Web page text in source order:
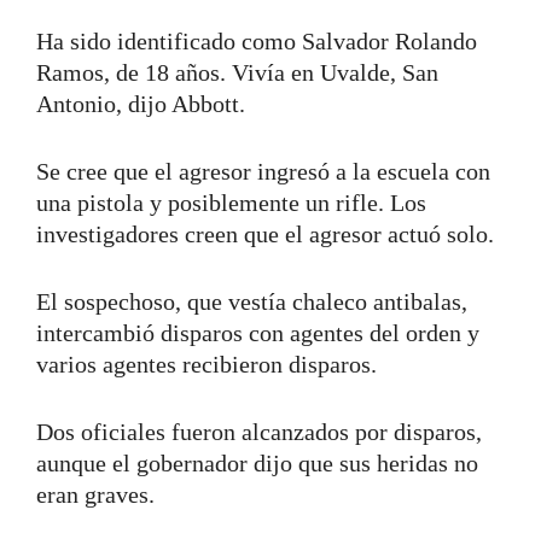
Ha sido identificado como Salvador Rolando
Ramos, de 18 años. Vivía en Uvalde, San
Antonio, dijo Abbott.
Se cree que el agresor ingresó a la escuela con
una pistola y posiblemente un rifle. Los
investigadores creen que el agresor actuó solo.
El sospechoso, que vestía chaleco antibalas,
intercambió disparos con agentes del orden y
varios agentes recibieron disparos.
Dos oficiales fueron alcanzados por disparos,
aunque el gobernador dijo que sus heridas no
eran graves.